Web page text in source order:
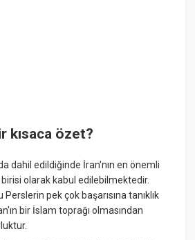
kısaca özet?
dahil edildiğinde İran'nın en önemli
olarak kabul edilebilmektedir.
pek çok başarısına tanıklık
bir İslam toprağı olmasından